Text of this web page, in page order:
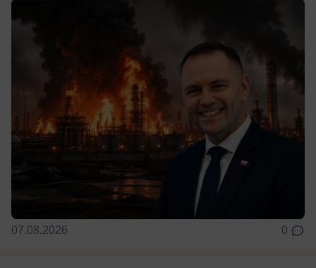
07.08.2026 0